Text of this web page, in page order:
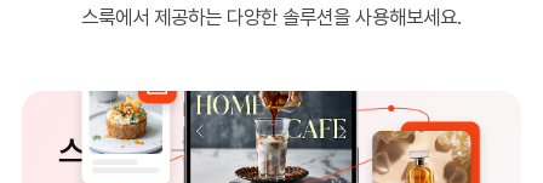
스룩에서 제공하는 다양한 솔루션을 사용해보세요.
스룩페이